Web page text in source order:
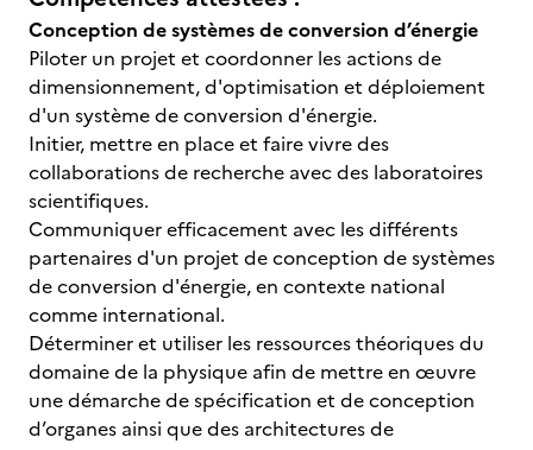
Conception de systèmes de conversion d’énergie
Piloter un projet et coordonner les actions de
dimensionnement, d'optimisation et déploiement
d'un système de conversion d'énergie.
Initier, mettre en place et faire vivre des
collaborations de recherche avec des laboratoires
scientifiques.
Communiquer efficacement avec les différents
partenaires d'un projet de conception de systèmes
de conversion d'énergie, en contexte national
comme international.
Déterminer et utiliser les ressources théoriques du
domaine de la physique afin de mettre en œuvre
une démarche de spécification et de conception
d’organes ainsi que des architectures de